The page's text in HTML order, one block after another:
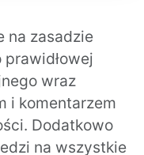
na zasadzie
wraz
i komentarzem
Dodatkowo
na wszystkie